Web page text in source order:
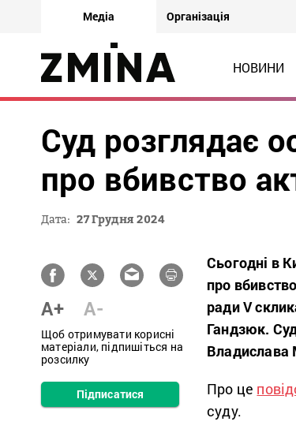
Медіа Організація
НОВИНИ
Суд розглядає
про вбивство
Дата: 27 Грудня 2024
A+ A-
Щоб отримувати корисні
матеріали, підпишіться на
розсилку
Підписатися
Сьогодні в
про
ради V
Гандзюк.
Владислава
Про це
суду.